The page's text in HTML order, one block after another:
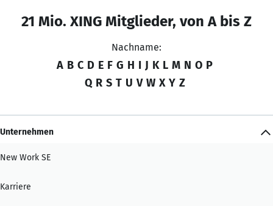
21 Mio. XING Mitglieder, von A bis Z
Nachname:
A B C D E F G H I J K L M N O P
Q R S T U V W X Y Z
Unternehmen
New Work SE
Karriere